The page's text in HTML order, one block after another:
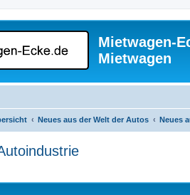
Mietwagen-
Mietwagen
Neues aus der Welt der Autos Neues